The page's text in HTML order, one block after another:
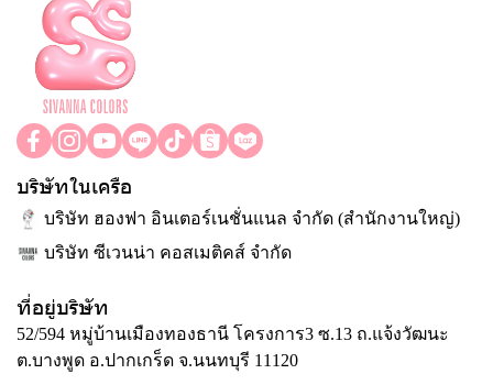
บริษัทในเครือ
บริษัท ฮองฟา อินเตอร์เนชั่นแนล จำกัด (สำนักงานใหญ่)
บริษัท ซีเวนน่า คอสเมติคส์ จำกัด
ที่อยู่บริษัท
52/594 หมู่บ้านเมืองทองธานี โครงการ3 ซ.13 ถ.แจ้งวัฒนะ
ต.บางพูด อ.ปากเกร็ด จ.นนทบุรี 11120